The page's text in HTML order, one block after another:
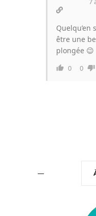
Quelqu’en
être une
plongée 😉
0 0